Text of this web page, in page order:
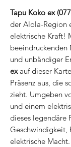
Tapu Koko ex
der Alola-Region
elektrische Kraft!
beeindruckenden
und unbändiger
exauf dieser
Präsenz aus, die
zieht. Umgeben
und einem
dieses legendäre
Geschwindigkeit,
elektrische Macht.